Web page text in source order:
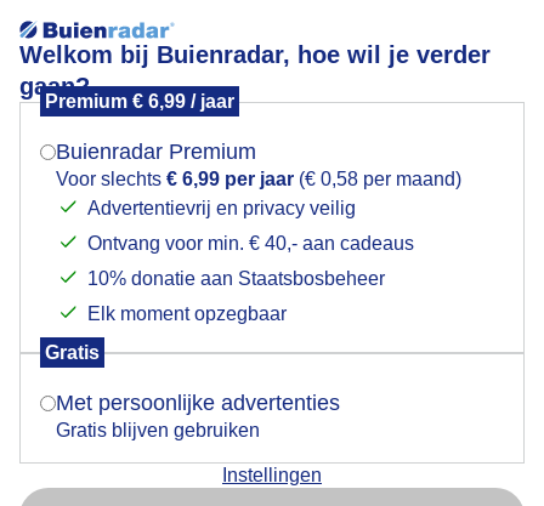
Welkom bij Buienradar, hoe wil je verder
gaan?
Premium € 6,99 / jaar
Buienradar Premium
Voor slechts € 6,99 per jaar (€ 0,58 per maand)
Advertentievrij en privacy veilig
Ontvang voor min. € 40,- aan cadeaus
10% donatie aan Staatsbosbeheer
Elk moment opzegbaar
Gratis
Met persoonlijke advertenties
Gratis blijven gebruiken
Instellingen
oliebollenkraam
Een moment geduld aub...
Populaire categorieën
Lente
Zomer
Mogen we je locatie gebruiken voor het
Indien je hier nog geen akkoord op hebt gegeven,
verschijnt er zo een pop-up uit je browser waarin
Is goed, toon de popup
Nu niet, misschien later